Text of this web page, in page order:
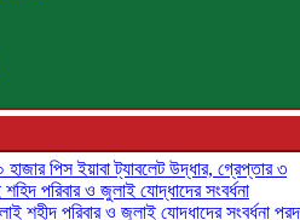
হাজার পিস ইয়াবা ট্যাবলেট উদ্ধার, গ্রেপ্তার ৩
পরিবার ও জুলাই যোদ্ধাদের সংবর্ধনা
শহীদ পরিবার ও জুলাই যোদ্ধাদের সংবর্ধনা